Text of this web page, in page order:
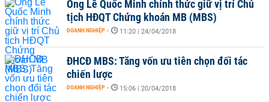
Ông Lê Quốc Minh chính thức giữ vị trí Chủ
tịch HĐQT Chứng khoán MB (MBS)
DOANH NGHIỆP - 11:20 | 24/04/2018
ĐHCĐ MBS: Tăng vốn ưu tiên chọn đối tác
chiến lược
DOANH NGHIỆP - 15:06 | 20/04/2018